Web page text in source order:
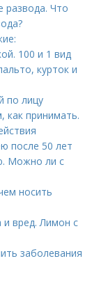
развода. Что
100 и 1 вид
курток и
по лицу
как принимать.
после 50 лет
Можно ли с
носить
вред. Лимон с
заболевания